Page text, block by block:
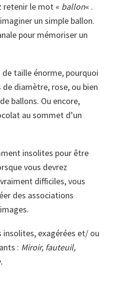
retenir le mot « ballon« .
un simple ballon.
pour mémoriser un
taille énorme, pourquoi
diamètre, rose, ou bien
ballons. Ou encore,
au sommet d’un
insolites pour être
vous devrez
difficiles, vous
des associations
insolites, exagérées et/ ou
: Miroir, fauteuil,